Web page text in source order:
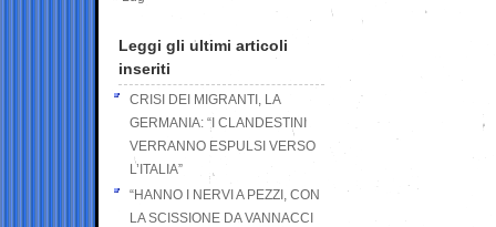
Leggi gli ultimi articoli
inseriti
CRISI DEI MIGRANTI, LA
GERMANIA: “I CLANDESTINI
VERRANNO ESPULSI VERSO
L’ITALIA”
“HANNO I NERVI A PEZZI, CON
LA SCISSIONE DA VANNACCI